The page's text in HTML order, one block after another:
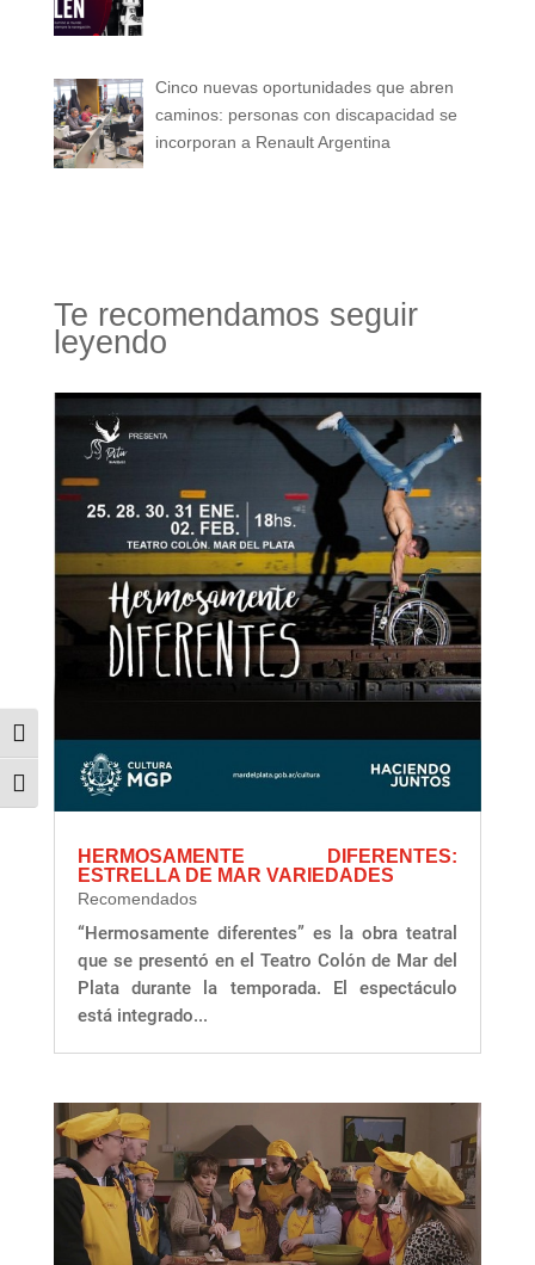
Alternar alto contraste
Alternar tamaño de letra
Cinco nuevas oportunidades que abren
caminos: personas con discapacidad se
incorporan a Renault Argentina
Te recomendamos seguir
leyendo
HERMOSAMENTE DIFERENTES:
ESTRELLA DE MAR VARIEDADES
Recomendados
“Hermosamente diferentes” es la obra teatral
que se presentó en el Teatro Colón de Mar del
Plata durante la temporada. El espectáculo
está integrado...